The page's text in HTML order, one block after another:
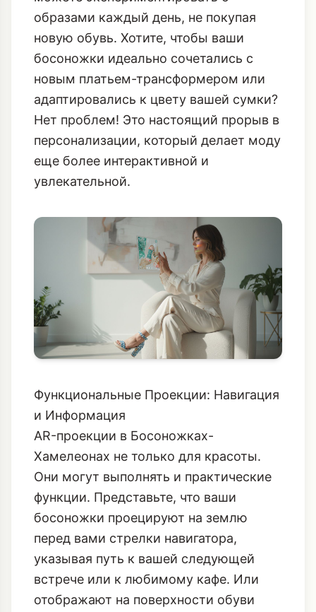
образами каждый день, не покупая
новую обувь. Хотите, чтобы ваши
босоножки идеально сочетались с
новым платьем-трансформером или
адаптировались к цвету вашей сумки?
Нет проблем! Это настоящий прорыв в
персонализации, который делает моду
еще более интерактивной и
увлекательной.
Функциональные Проекции: Навигация
и Информация
AR-проекции в Босоножках-
Хамелеонах не только для красоты.
Они могут выполнять и практические
функции. Представьте, что ваши
босоножки проецируют на землю
перед вами стрелки навигатора,
указывая путь к вашей следующей
встрече или к любимому кафе. Или
отображают на поверхности обуви